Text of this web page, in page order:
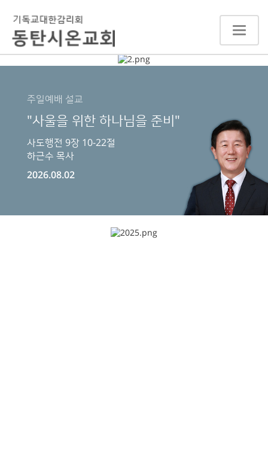
Toggle
주일예배 설교
"사울을 위한 하나님을 준비"
사도행전 9장 10-22절
하근수 목사
2026.08.02